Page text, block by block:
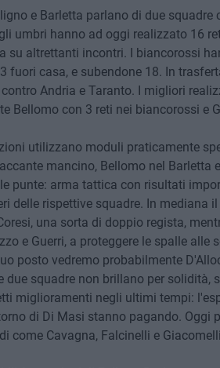
e Barletta parlano di due
umbri hanno ad oggi realizzato 16
su altrettanti incontri. I biancorossi
fuori casa, e subendone 18. In
Andria e Taranto. I migliori
Bellomo con 3 reti nei biancorossi e
utilizzano moduli praticamente
mancino, Bellomo nel Barletta
punte: arma tattica con risultati
delle rispettive squadre. In mediana
una sorta di doppio regista,
e Guerri, a proteggere le spalle alle
posto vedremo probabilmente
due squadre non brillano per solidità,
miglioramenti negli ultimi tempi:
di Di Masi stanno pagando. Oggi
come Cavagna, Falcinelli e